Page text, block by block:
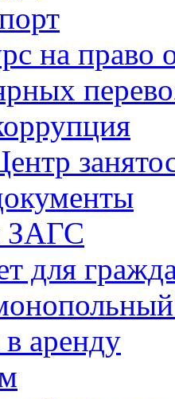
на право
ЗАГС
для
аренду